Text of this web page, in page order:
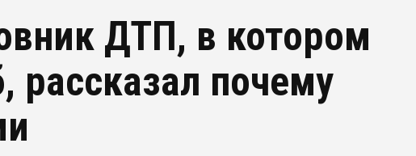
ДТП, в котором
рассказал почему